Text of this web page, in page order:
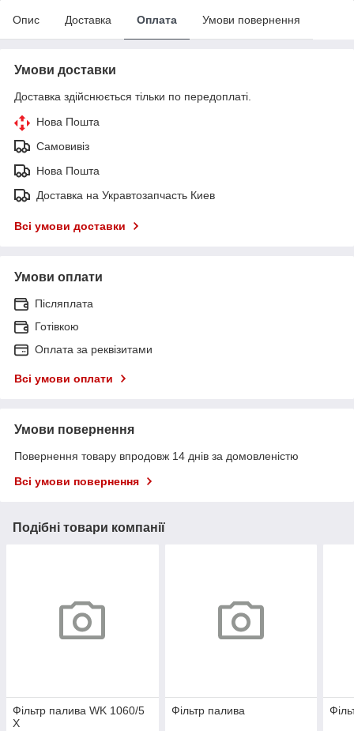
Опис Доставка Оплата Умови повернення
Умови доставки
Доставка здійснюється тільки по передоплаті.
Нова Пошта
Самовивіз
Нова Пошта
Доставка на Укравтозапчасть Киев
Всі умови доставки
Умови оплати
Післяплата
Готівкою
Оплата за реквізитами
Всі умови оплати
Умови повернення
Повернення товару впродовж 14 днів за домовленістю
Всі умови повернення
Подібні товари компанії
Фільтр палива WK 1060/5
X
Фільтр палива